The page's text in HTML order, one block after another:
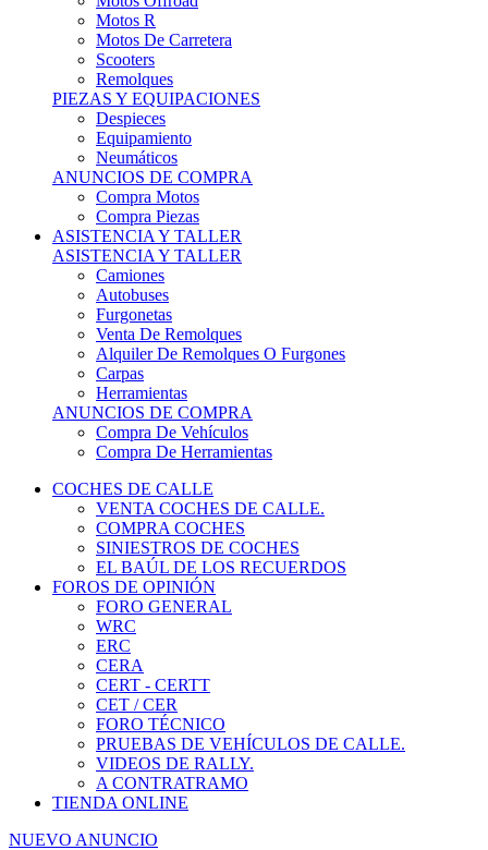
Motos R
Motos De Carretera
Scooters
Remolques
PIEZAS Y EQUIPACIONES
Despieces
Equipamiento
Neumáticos
ANUNCIOS DE COMPRA
Compra Motos
Compra Piezas
ASISTENCIA Y TALLER
ASISTENCIA Y TALLER
Camiones
Autobuses
Furgonetas
Venta De Remolques
Alquiler De Remolques O Furgones
Carpas
Herramientas
ANUNCIOS DE COMPRA
Compra De Vehículos
Compra De Herramientas
COCHES DE CALLE
VENTA COCHES DE CALLE.
COMPRA COCHES
SINIESTROS DE COCHES
EL BAÚL DE LOS RECUERDOS
FOROS DE OPINIÓN
FORO GENERAL
WRC
ERC
CERA
CERT - CERTT
CET / CER
FORO TÉCNICO
PRUEBAS DE VEHÍCULOS DE CALLE.
VIDEOS DE RALLY.
A CONTRATRAMO
TIENDA ONLINE
NUEVO ANUNCIO